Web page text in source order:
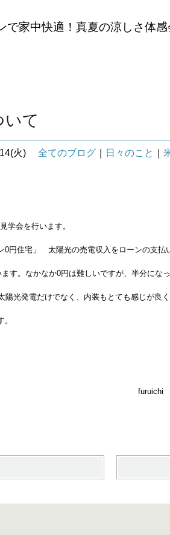
で家中快適！真夏の涼しさ体感
いて
火) 全てのブログ 日々のこと
学会を行います。
0円住宅」 太陽光の売電収入をローンの支払
す。なかなか0円は難しいですが、半分にな
陽光発電だけでなく、内装もとても感じが良